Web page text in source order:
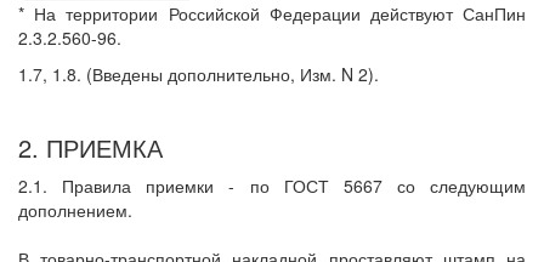
* На территории Российской Федерации действуют СанПин
2.3.2.560-96.
1.7, 1.8. (Введены дополнительно, Изм. N 2).
2. ПРИЕМКА
2.1. Правила приемки - по ГОСТ 5667 со следующим
дополнением.